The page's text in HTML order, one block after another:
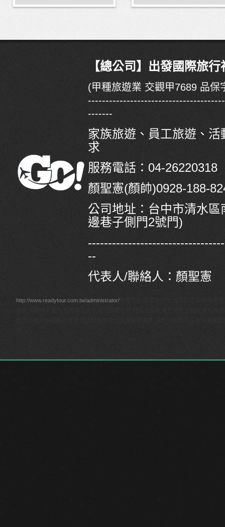
【總公司】出發國際旅
(甲種旅遊業 交觀甲7689 品保
-------
家族旅遊、員工旅遊、活
求
服務電話：04-
顏聖憲(顏帥)0928-188-
公司地址： 台中市清水區
邊巷子側門2號門)
--
代表人/聯絡人：顏聖憲
http://www.readytour.com.tw/administrator/